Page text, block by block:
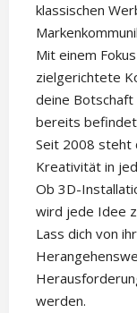
klassischen
Mit einem
zielgerichtete
deine
bereits
Seit 2008 steht
Kreativität in
Ob 3D-
wird jede Idee
Lass dich von
werden.